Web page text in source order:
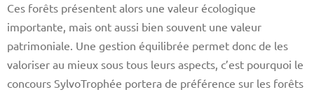
Ces forêts présentent alors une valeur écologique
importante, mais ont aussi bien souvent une valeur
patrimoniale. Une gestion équilibrée permet donc de les
valoriser au mieux sous tous leurs aspects, c’est pourquoi le
concours SylvoTrophée portera de préférence sur les forêts